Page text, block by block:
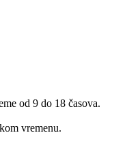
od 9 do 18 časova.
vremenu.